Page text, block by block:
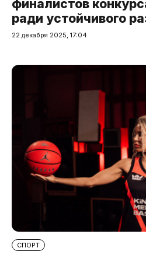
финалистов
ради устойчивого
22 декабря 2025, 17:04
СПОРТ